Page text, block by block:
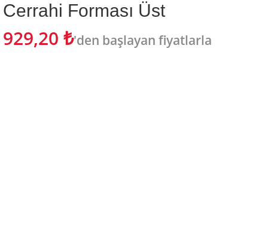
Cerrahi Forması Üst
929,20 ₺'den başlayan fiyatlarla